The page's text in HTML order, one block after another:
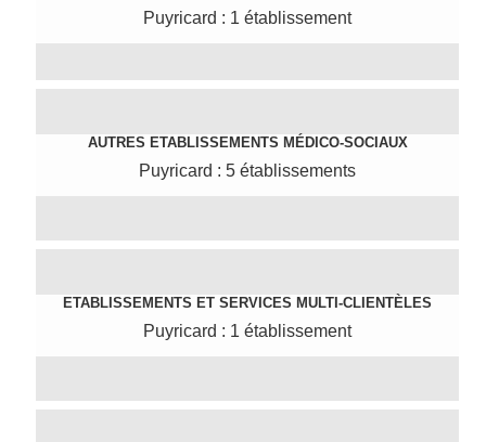
Puyricard : 1 établissement
AUTRES ETABLISSEMENTS MÉDICO-SOCIAUX
Puyricard : 5 établissements
ETABLISSEMENTS ET SERVICES MULTI-CLIENTÈLES
Puyricard : 1 établissement